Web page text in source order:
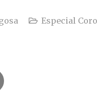
Especial